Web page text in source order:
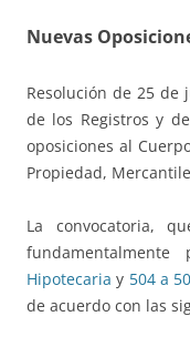
Nuevas
Resolución de 25 de
de los Registros y
oposiciones al
Propiedad,
La convocatoria,
Hipotecaria y 504 a
de acuerdo con las